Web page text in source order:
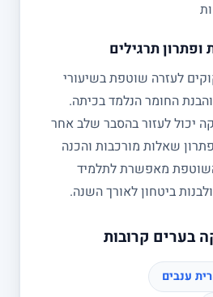
ופתרון תרגילים
לעזרה שוטפת בשיעורי
החומר הנלמד בכיתה.
יכול לעזור בהסבר שלב אחר
שאלות מורכבות והכנה
מאפשרת לתלמיד
ביטחון לאורך השנה.
בערים קרובות
ענבים